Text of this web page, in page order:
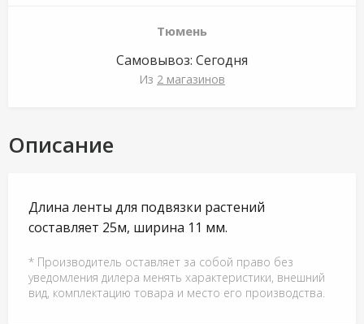
Тюмень
Самовывоз: Сегодня
Из 2 магазинов
Описание
Длина ленты для подвязки растений
составляет 25м, ширина 11 мм.
* Производитель оставляет за собой право без
уведомления дилера менять характеристики, внешний
вид, комплектацию товара и место его производства.